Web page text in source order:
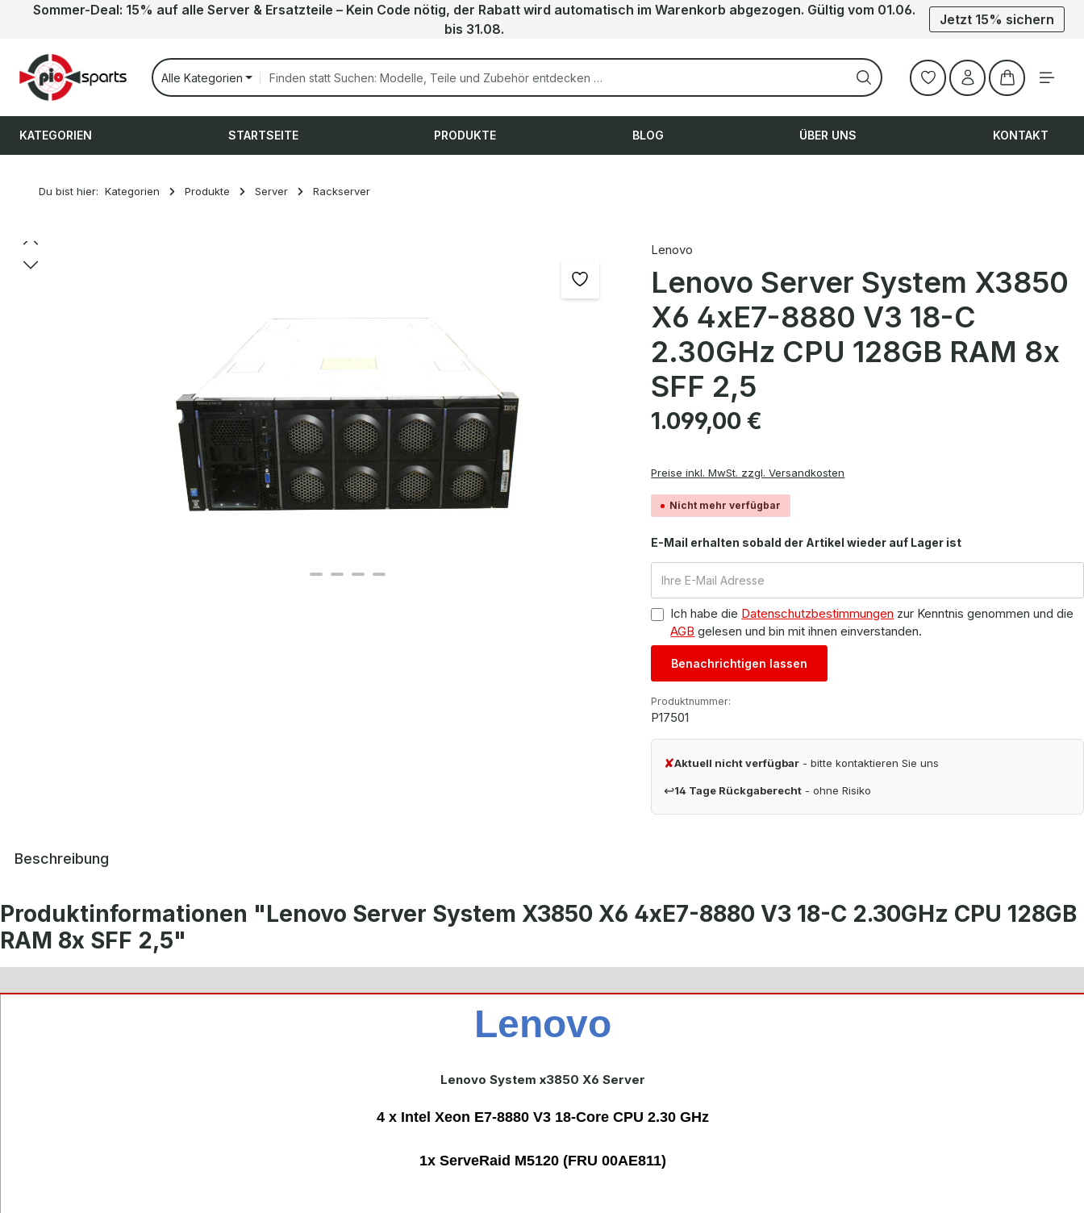
Hauptinhalt springen
Zur Suche springen
Zur Hauptnavigation springen
Sommer-Deal: 15% auf alle Server & Ersatzteile – Kein Code nötig, der Rabatt wird automatisch im Warenkorb abgezogen. Gültig vom 01.06.
bis 31.08.
Jetzt 15% sichern
Alle Kategorien
Warenkorb
KATEGORIEN STARTSEITE PRODUKTE BLOG ÜBER UNS KONTAKT
Du bist hier: Kategorien Produkte Server Rackserver
Bildergalerie überspringen Lenovo
Lenovo Server System X3850
X6 4xE7-8880 V3 18-C
2.30GHz CPU 128GB RAM 8x
SFF 2,5
Regulärer Preis:
1.099,00 €
Preise inkl. MwSt. zzgl. Versandkosten
Nicht mehr verfügbar
E-Mail erhalten sobald der Artikel wieder auf Lager ist
Ich habe die Datenschutzbestimmungen zur Kenntnis genommen und die
AGB gelesen und bin mit ihnen einverstanden.
Benachrichtigen lassen
Produktnummer:
P17501
✘Aktuell nicht verfügbar - bitte kontaktieren Sie uns
↩14 Tage Rückgaberecht - ohne Risiko
Beschreibung
Produktinformationen "Lenovo Server System X3850 X6 4xE7-8880 V3 18-C 2.30GHz CPU 128GB
RAM 8x SFF 2,5"
Lenovo
Lenovo System x3850 X6 Server
4 x Intel Xeon E7-8880 V3 18-Core CPU 2.30 GHz
1x ServeRaid M5120 (FRU 00AE811)